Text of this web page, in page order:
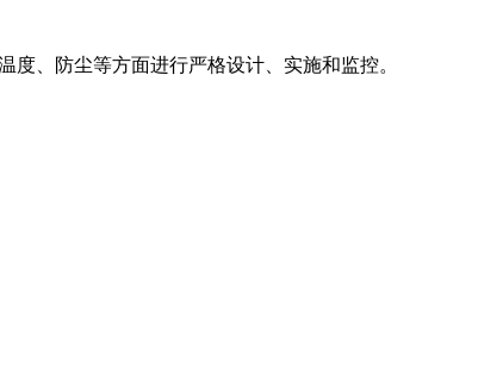
、防尘等方面进行严格设计、实施和监控。